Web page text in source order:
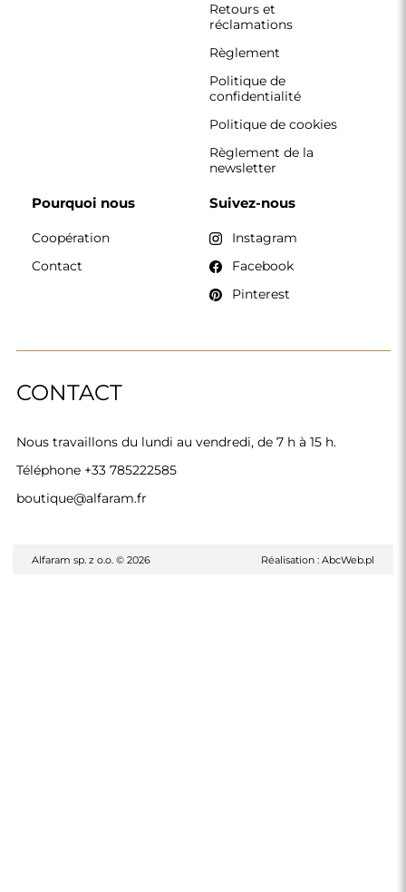
CONTACT
Nous travaillons du lundi au vendredi, de 7 h à 15 h.
Téléphone +33 785222585
boutique@alfaram.fr
Retours et
réclamations
Règlement
Politique de
confidentialité
Politique de cookies
Règlement de la
newsletter
Pourquoi nous
Coopération
Contact
Suivez-nous
Instagram
Facebook
Pinterest
Alfaram sp. z o.o. © 2026 Réalisation : AbcWeb.pl